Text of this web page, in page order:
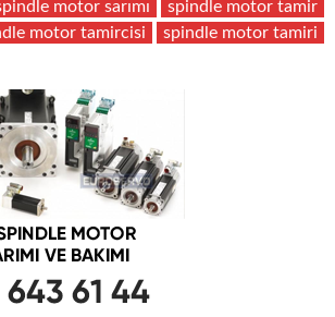
motor sarımı
spindle motor tamir
motor tamircisi
spindle motor tamiri